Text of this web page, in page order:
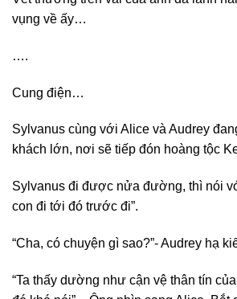
vụng về ấy…
….
Cung điện…
Sylvanus cùng với Alice và Audrey
khách lớn, nơi sẽ tiếp đón hoàng tộc
Sylvanus đi được nửa đường, thì nói
con đi tới đó trước đi”.
“Cha, có chuyện gì sao?”- Audrey hạ
“Ta thấy dường như cận vệ thân tín